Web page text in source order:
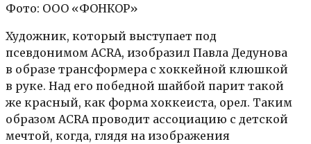
Фото: ООО «ФОНКОР»
Художник, который выступает под
псевдонимом ACRA, изобразил Павла Дедунова
в образе трансформера с хоккейной клюшкой
в руке. Над его победной шайбой парит такой
же красный, как форма хоккеиста, орел. Таким
образом ACRA проводит ассоциацию с детской
мечтой, когда, глядя на изображения